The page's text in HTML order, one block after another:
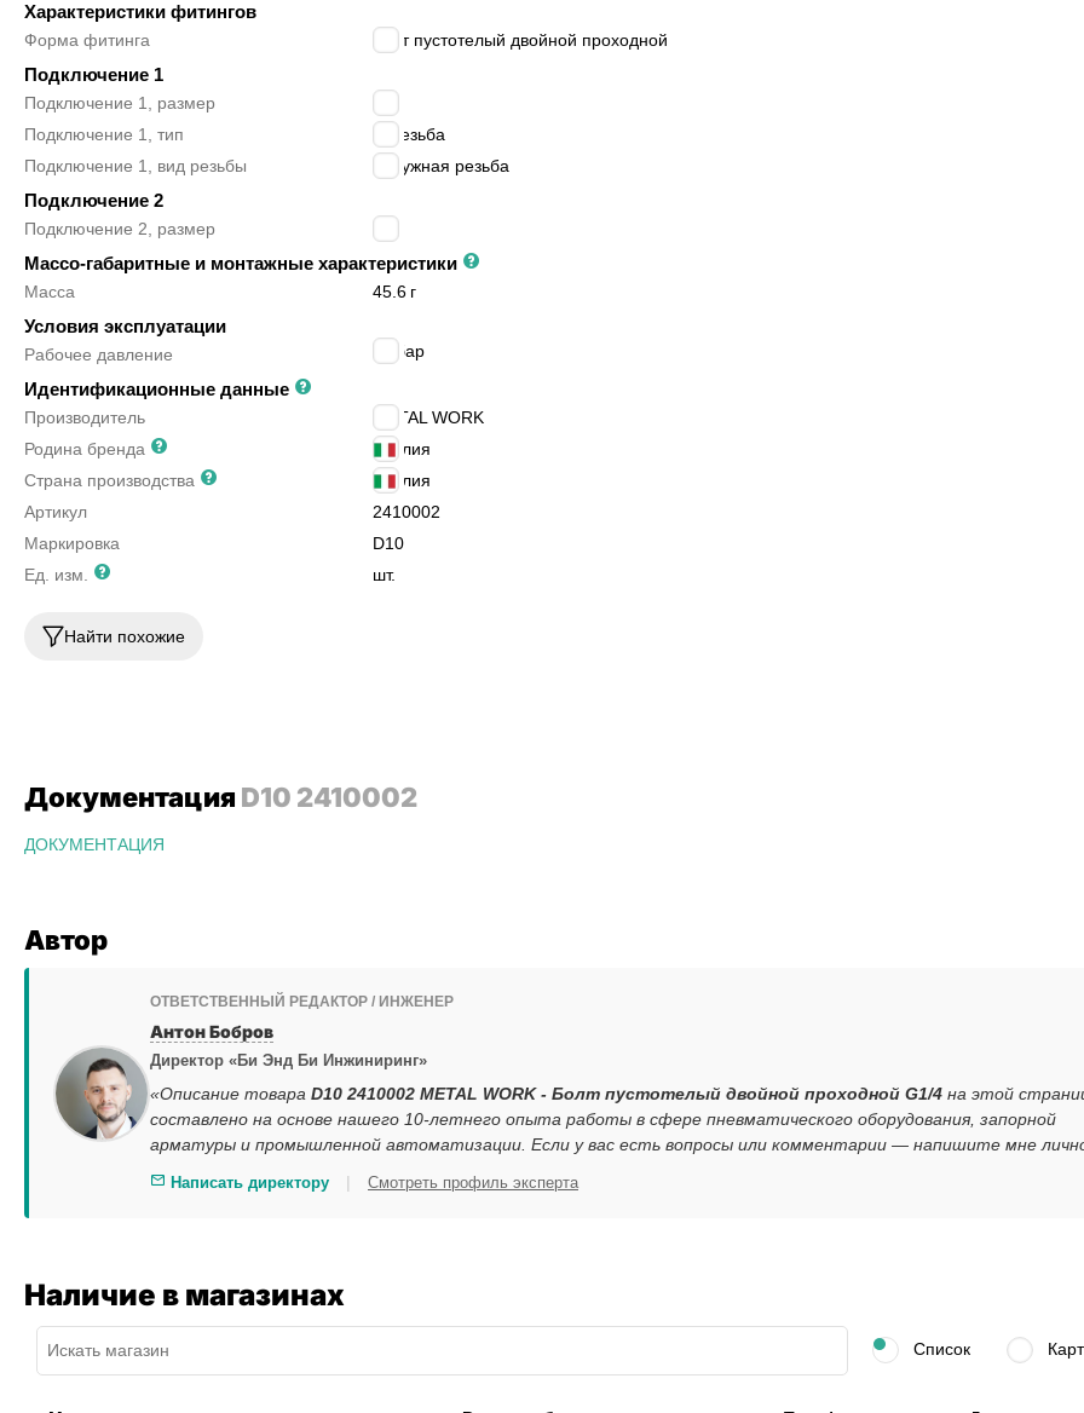
Характеристики фитингов
Форма фитинга болт пустотелый двойной проходной
Подключение 1
Подключение 1, размер
Подключение 1, тип
G резьба
Подключение 1, вид резьбы
наружная резьба
Подключение 2
Подключение 2, размер
Массо-габаритные и монтажные характеристики
Масса 45.6 г
Условия эксплуатации
Рабочее давление бар
Идентификационные данные
Производитель
METAL WORK
Родина бренда
Италия
Страна производства
Италия
Артикул
2410002
Маркировка
D10
Ед. изм.
шт.
Найти похожие
Документация D10 2410002
ДОКУМЕНТАЦИЯ
Автор
ОТВЕТСТВЕННЫЙ РЕДАКТОР / ИНЖЕНЕР
Антон Бобров
Директор «Би Энд Би Инжиниринг»
«Описание товара D10 2410002 METAL WORK - Болт пустотелый двойной проходной G1/4 на этой
составлено на основе нашего 10-летнего опыта работы в сфере пневматического оборудования, запорной
арматуры и промышленной автоматизации. Если у вас есть вопросы или комментарии — напишите мне
Написать директору | Смотреть профиль эксперта
Наличие в магазинах
Список